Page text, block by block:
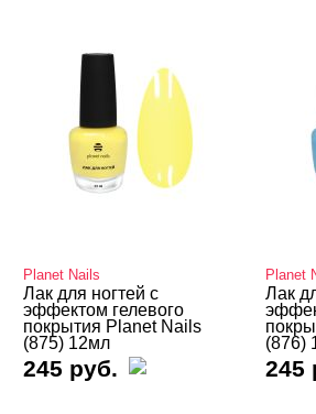
Термо лаки
Флуоресцентные лаки
Лаки для ногтей SWANKY
Лаки для ногтей Vinyl
Лаки для ногтей Fennel One
Пилки, блоки
Подология
Уход
Planet Nails
Лак для ногтей с
эффектом гелевого
покрытия Planet Nails
(875) 12мл
245 руб.
Planet
Лак
(876)
245